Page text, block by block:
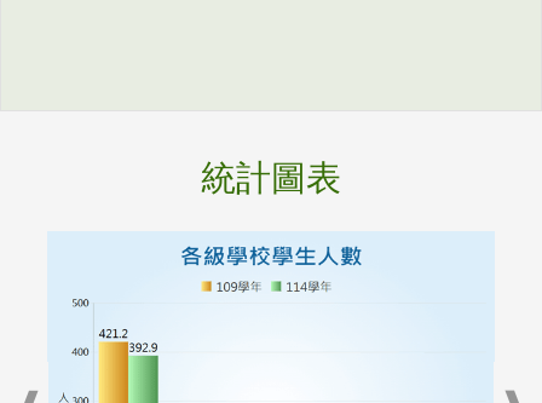
統計圖表